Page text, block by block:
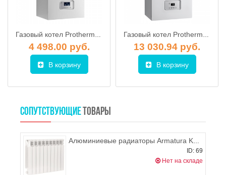
Газовый котел Protherm Пантера 25 KOV
4 498.00 руб.
В корзину
Газовый котел Protherm Гепард 23 MTV
13 030.94 руб.
В корзину
СОПУТСТВУЮЩИЕ ТОВАРЫ
Алюминиевые радиаторы Armatura KFA G500F
ID: 69
Нет на складе